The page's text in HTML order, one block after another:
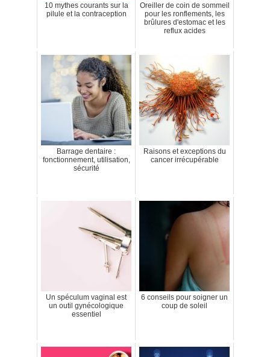
10 mythes courants sur la
pilule et la contraception
Oreiller de coin de sommeil
pour les ronflements, les
brûlures d'estomac et les
reflux acides
Barrage dentaire :
fonctionnement, utilisation,
sécurité
Raisons et exceptions du
cancer irrécupérable
Un spéculum vaginal est
un outil gynécologique
essentiel
6 conseils pour soigner un
coup de soleil